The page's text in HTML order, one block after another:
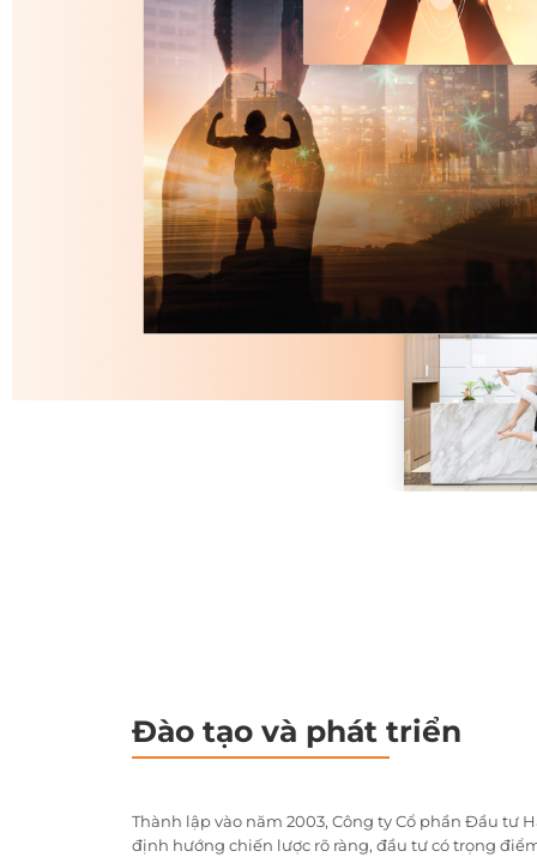
Đào tạo và phát triển
Thành lập vào năm 2003, Công ty Cổ phần Đầu tư
định hướng chiến lược rõ ràng, đầu tư có trọng